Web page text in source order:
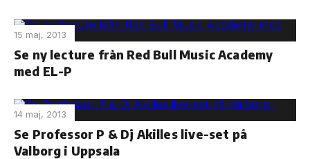
15 maj, 2013
Se ny lecture från Red Bull Music Academy
med EL-P
14 maj, 2013
Se Professor P & Dj Akilles live-set på
Valborg i Uppsala